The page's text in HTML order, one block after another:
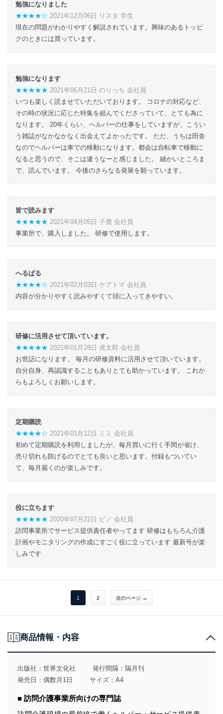
勉強になりました
★★★★☆ 2021年12月06日 リスタ 学生
現在の問題がわかりやすく解説されています。興味のあるトッピ
クのときには買っています。
勉強になります
★★★★★ 2021年06月21日 のりっち 会社員
いつも楽しく読ませていただいております。 コロナの対応など、
その時の状況に応じた特集を組んでくださっていて、とても為に
なります。 20年くらい、ヘルパーの仕事をしていますが、こうい
う雑誌がなかなかなく出会えてよかったです。 ただ、うちは田舎
なのでヘルパーは車での移動になります。都会は自転車で移動に
なると思うので、そこは違うなーと感じました。 細かいところま
で、読んでいます。 今後のさらなる発展を願っています。
皆で読みます
★★★★★ 2021年04月05日 子鹿 会社員
事業所で、購入しました。 研修で使用します。
へるぱる
★★★★☆ 2021年02月03日 ケアトマ 会社員
内容が分かりやすく読みやすくて頭に入ってきやすい。
研修に活用させて頂いています。
★★★★★ 2021年01月28日 虎太郎 会社員
お世話になります。 毎月の研修資料に活用させて頂いています。
自分自身、再認識することもありとても助かっています。 これか
らもよろしくお願いします。
定期購読
★★★★☆ 2021年01月12日 ミミ 会社員
初めて定期購読を利用しましたが、毎月買いに行く手間が省け、
売り切れも防げるのでとても良いと思います。付録もついてい
て、毎月届くのが楽しみです。
役に立ちます
★★★★★ 2020年07月22日 ピノ 会社員
訪問事業所でサービス提供責任者やってます 研修はもちろん介護
計画やモニタリングの作成にすごく役に立っています 最新号が楽
しみです
1 2 次のページ →
商品情報・内容
出版社： 世界文化社
発行間隔：隔月刊
発売日：偶数月1日
サイズ：A4
■ 訪問介護事業所向けの専門誌